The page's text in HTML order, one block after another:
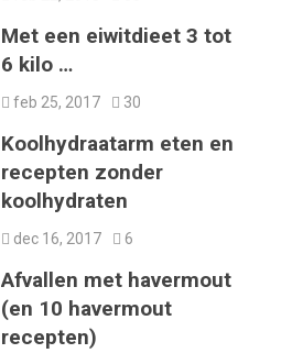
Met een eiwitdieet 3 tot
6 kilo …
feb 25, 2017 30
Koolhydraatarm eten en
recepten zonder
koolhydraten
dec 16, 2017 6
Afvallen met havermout
(en 10 havermout
recepten)